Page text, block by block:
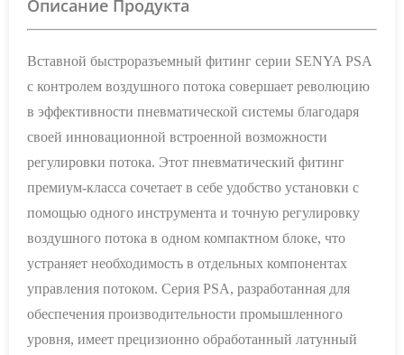
Описание Продукта
Вставной быстроразъемный фитинг серии SENYA PSA
с контролем воздушного потока совершает революцию
в эффективности пневматической системы благодаря
своей инновационной встроенной возможности
регулировки потока. Этот пневматический фитинг
премиум-класса сочетает в себе удобство установки с
помощью одного инструмента и точную регулировку
воздушного потока в одном компактном блоке, что
устраняет необходимость в отдельных компонентах
управления потоком. Серия PSA, разработанная для
обеспечения производительности промышленного
уровня, имеет прецизионно обработанный латунный